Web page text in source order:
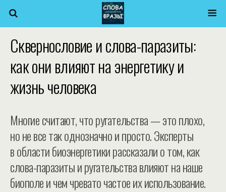
Сквернословие и слова-паразиты:
как они влияют на энергетику и
жизнь человека
Многие считают, что ругательства — это плохо,
но не все так однозначно и просто. Эксперты
в области биоэнергетики рассказали о том, как
слова-паразиты и ругательства влияют на наше
биополе и чем чревато частое их использование.